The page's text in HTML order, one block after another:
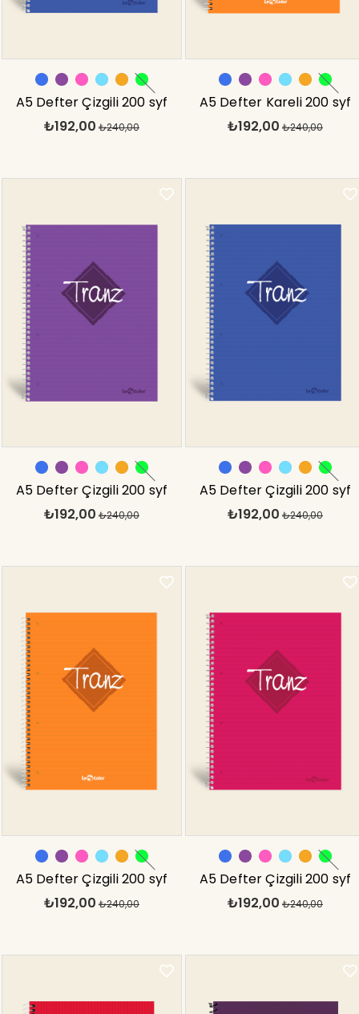
A5 Defter Çizgili 200 syf
Pembe Tranz
₺192,00 ₺240,00
A5 Defter Kareli 200 syf
Turuncu Tranz
₺192,00 ₺240,00
A5 Defter Çizgili 200 syf
Mor Tranz
₺192,00 ₺240,00
A5 Defter Çizgili 200 syf
Mavi Tranz
₺192,00 ₺240,00
A5 Defter Çizgili 200 syf
Turuncu Tranz
₺192,00 ₺240,00
A5 Defter Çizgili 200 syf
Pembe Tranz
₺192,00 ₺240,00